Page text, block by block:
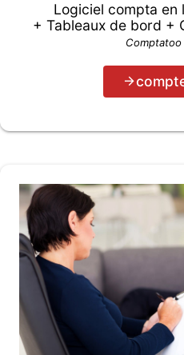
Logiciel compta en
+ Tableaux de bord +
Comptatoo